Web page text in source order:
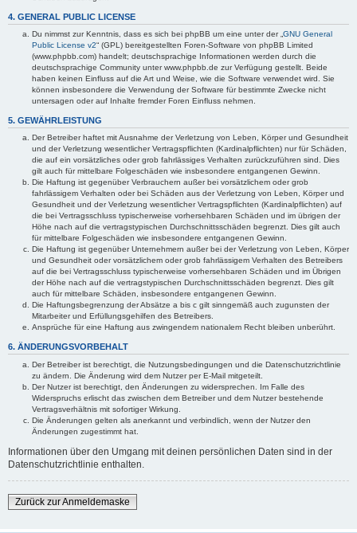
4. GENERAL PUBLIC LICENSE
Du nimmst zur Kenntnis, dass es sich bei phpBB um eine unter der „ GNU General
Public License v2“ (GPL) bereitgestellten Foren-Software von phpBB Limited
(www.phpbb.com) handelt; deutschsprachige Informationen werden durch die
deutschsprachige Community unter www.phpbb.de zur Verfügung gestellt. Beide
haben keinen Einfluss auf die Art und Weise, wie die Software verwendet wird. Sie
können insbesondere die Verwendung der Software für bestimmte Zwecke nicht
untersagen oder auf Inhalte fremder Foren Einfluss nehmen.
5. GEWÄHRLEISTUNG
Der Betreiber haftet mit Ausnahme der Verletzung von Leben, Körper und Gesundheit
und der Verletzung wesentlicher Vertragspflichten (Kardinalpflichten) nur für Schäden,
die auf ein vorsätzliches oder grob fahrlässiges Verhalten zurückzuführen sind. Dies
gilt auch für mittelbare Folgeschäden wie insbesondere entgangenen Gewinn.
Die Haftung ist gegenüber Verbrauchern außer bei vorsätzlichem oder grob
fahrlässigem Verhalten oder bei Schäden aus der Verletzung von Leben, Körper und
Gesundheit und der Verletzung wesentlicher Vertragspflichten (Kardinalpflichten) auf
die bei Vertragsschluss typischerweise vorhersehbaren Schäden und im übrigen der
Höhe nach auf die vertragstypischen Durchschnittsschäden begrenzt. Dies gilt auch
für mittelbare Folgeschäden wie insbesondere entgangenen Gewinn.
Die Haftung ist gegenüber Unternehmern außer bei der Verletzung von Leben, Körper
und Gesundheit oder vorsätzlichem oder grob fahrlässigem Verhalten des Betreibers
auf die bei Vertragsschluss typischerweise vorhersehbaren Schäden und im Übrigen
der Höhe nach auf die vertragstypischen Durchschnittsschäden begrenzt. Dies gilt
auch für mittelbare Schäden, insbesondere entgangenen Gewinn.
Die Haftungsbegrenzung der Absätze a bis c gilt sinngemäß auch zugunsten der
Mitarbeiter und Erfüllungsgehilfen des Betreibers.
Ansprüche für eine Haftung aus zwingendem nationalem Recht bleiben unberührt.
6. ÄNDERUNGSVORBEHALT
Der Betreiber ist berechtigt, die Nutzungsbedingungen und die Datenschutzrichtlinie
zu ändern. Die Änderung wird dem Nutzer per E-Mail mitgeteilt.
Der Nutzer ist berechtigt, den Änderungen zu widersprechen. Im Falle des
Widerspruchs erlischt das zwischen dem Betreiber und dem Nutzer bestehende
Vertragsverhältnis mit sofortiger Wirkung.
Die Änderungen gelten als anerkannt und verbindlich, wenn der Nutzer den
Änderungen zugestimmt hat.
Informationen über den Umgang mit deinen persönlichen Daten sind in der
Datenschutzrichtlinie enthalten.
Zurück zur Anmeldemaske